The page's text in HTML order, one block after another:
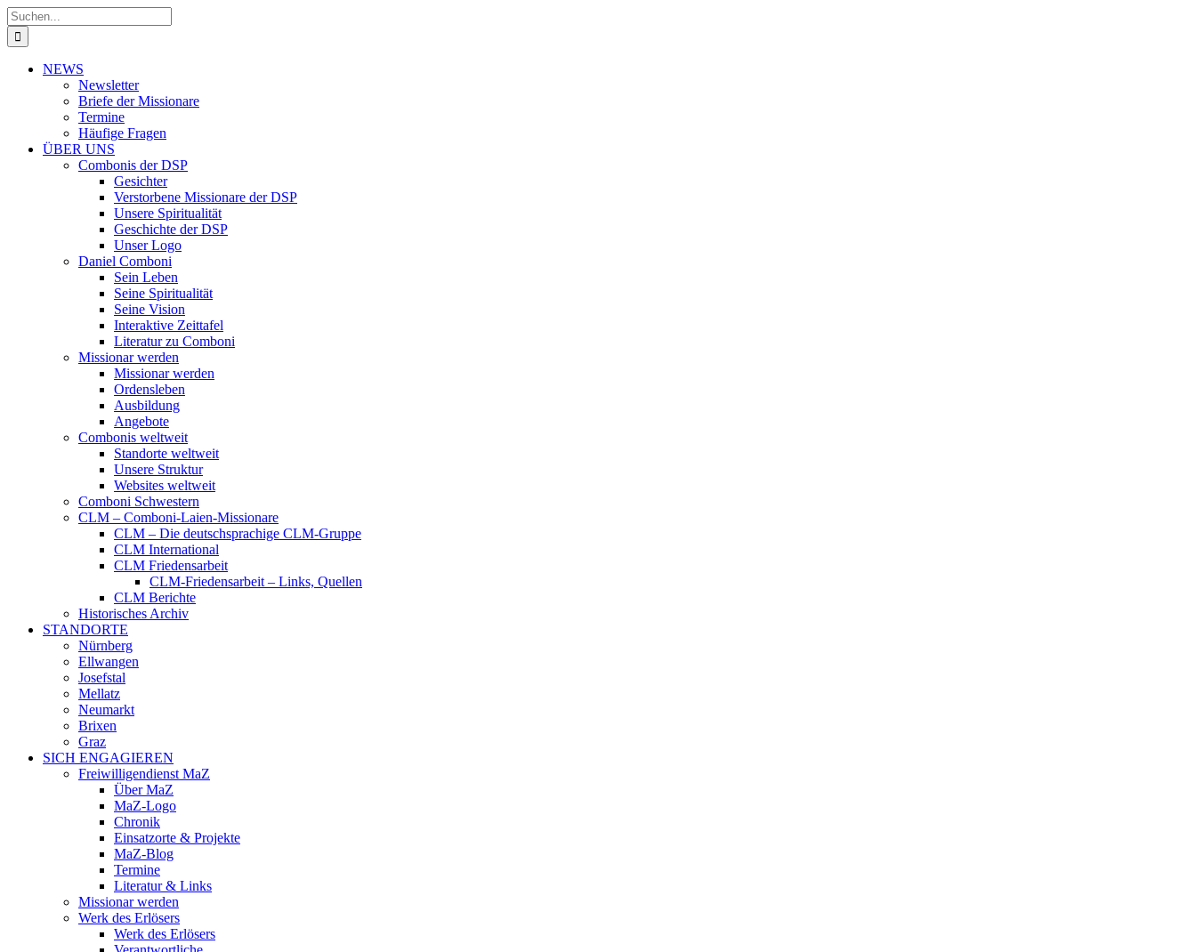
Zum
Inhalt
springen
Suche
nach:
NEWS
Newsletter
Briefe der Missionare
Termine
Häufige Fragen
ÜBER UNS
Combonis der DSP
Gesichter
Verstorbene Missionare der DSP
Unsere Spiritualität
Geschichte der DSP
Unser Logo
Daniel Comboni
Sein Leben
Seine Spiritualität
Seine Vision
Interaktive Zeittafel
Literatur zu Comboni
Missionar werden
Missionar werden
Ordensleben
Ausbildung
Angebote
Combonis weltweit
Standorte weltweit
Unsere Struktur
Websites weltweit
Comboni Schwestern
CLM – Comboni-Laien-Missionare
CLM – Die deutschsprachige CLM-Gruppe
CLM International
CLM Friedensarbeit
CLM-Friedensarbeit – Links, Quellen
CLM Berichte
Historisches Archiv
STANDORTE
Nürnberg
Ellwangen
Josefstal
Mellatz
Neumarkt
Brixen
Graz
SICH ENGAGIEREN
Freiwilligendienst MaZ
Über MaZ
MaZ-Logo
Chronik
Einsatzorte & Projekte
MaZ-Blog
Termine
Literatur & Links
Missionar werden
Werk des Erlösers
Werk des Erlösers